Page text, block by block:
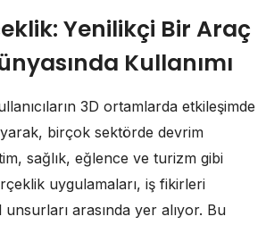
Yenilikçi Bir Araç
Kullanımı
3D ortamlarda etkileşimde
birçok sektörde devrim
sağlık, eğlence ve turizm gibi
uygulamaları, iş fikirleri
arasında yer alıyor. Bu